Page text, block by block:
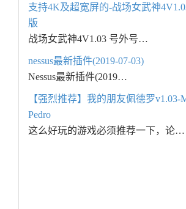
支持4K及超宽屏的-战场女武神
版
战场女武神4V1.03 号外号…
nessus最新插件(2019-07-03)
Nessus最新插件(2019…
【强烈推荐】我的朋友佩德罗v1.03-
Pedro
这么好玩的游戏必须推荐一下，论…